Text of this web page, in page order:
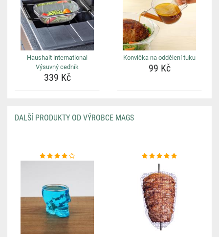
Haushalt international
Výsuvný cedník
339 Kč
Konvička na oddělení tuku
99 Kč
DALŠÍ PRODUKTY OD VÝROBCE MAGS